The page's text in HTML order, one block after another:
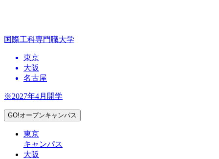
国際工科専門職大学
東京
大阪
名古屋
※2027年4月開学
GO!オープンキャンパス
東京
キャンパス
大阪